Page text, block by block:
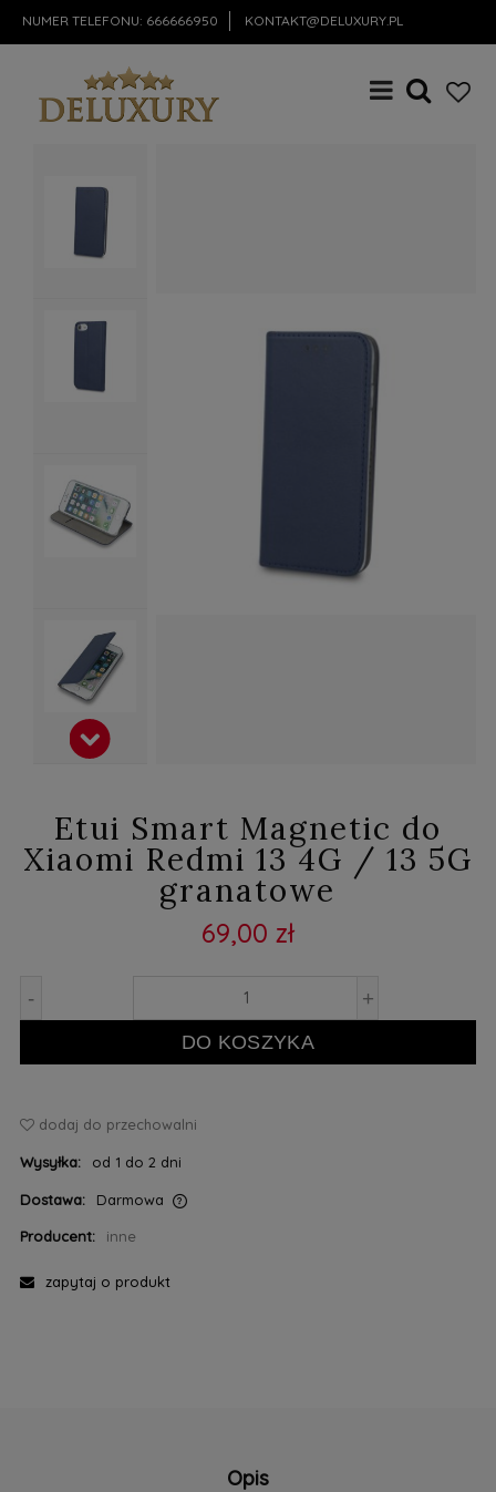
NUMER TELEFONU: 666666950 KONTAKT@DELUXURY.PL
Etui Smart Magnetic do
Xiaomi Redmi 13 4G / 13 5G
granatowe
69,00 zł
- +
DO KOSZYKA
dodaj do przechowalni
Wysyłka: od 1 do 2 dni
Dostawa:
Darmowa
Producent:
inne
zapytaj o produkt
Opis